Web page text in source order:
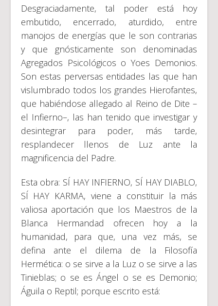
Desgraciadamente, tal poder está hoy
embutido, encerrado, aturdido, entre
manojos de energías que le son contrarias
y que gnósticamente son denominadas
Agregados Psicológicos o Yoes Demonios.
Son estas perversas entidades las que han
vislumbrado todos los grandes Hierofantes,
que habiéndose allegado al Reino de Dite –
el Infierno–, las han tenido que investigar y
desintegrar para poder, más tarde,
resplandecer llenos de Luz ante la
magnificencia del Padre.
Esta obra: SÍ HAY INFIERNO, SÍ HAY DIABLO,
SÍ HAY KARMA, viene a constituir la más
valiosa aportación que los Maestros de la
Blanca Hermandad ofrecen hoy a la
humanidad, para que, una vez más, se
defina ante el dilema de la Filosofía
Hermética: o se sirve a la Luz o se sirve a las
Tinieblas; o se es Ángel o se es Demonio;
Águila o Reptil; porque escrito está: